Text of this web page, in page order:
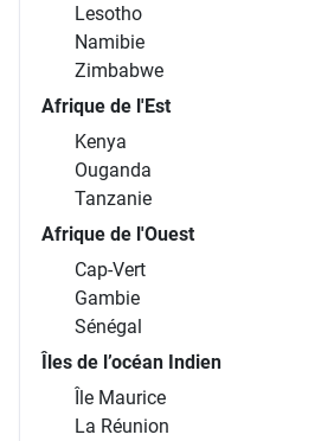
Lesotho
Namibie
Zimbabwe
Afrique de l'Est
Kenya
Ouganda
Tanzanie
Afrique de l'Ouest
Cap-Vert
Gambie
Sénégal
Îles de l’océan Indien
Île Maurice
La Réunion